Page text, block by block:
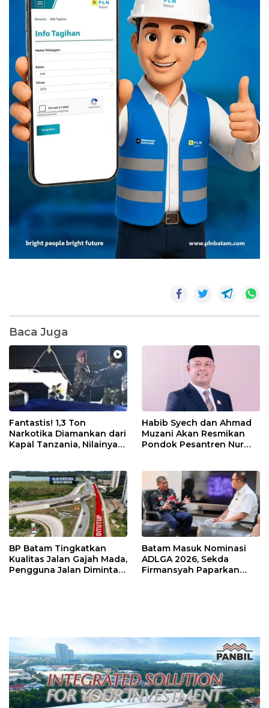
Baca Juga
Fantastis! 1,3 Ton
Narkotika Diamankan dari
Kapal Tanzania, Nilainya
Habib Syech dan Ahmad
Muzani Akan Resmikan
Pondok Pesantren Nur
BP Batam Tingkatkan
Kualitas Jalan Gajah Mada,
Pengguna Jalan Diminta
Batam Masuk Nominasi
ADLGA 2026, Sekda
Firmansyah Paparkan